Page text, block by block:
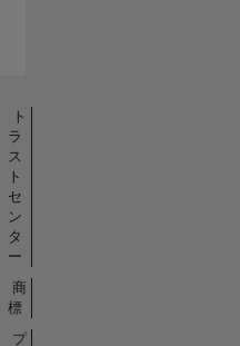
ト
ラ
ス
ト
セ
ン
タ
ー
商
標
プ